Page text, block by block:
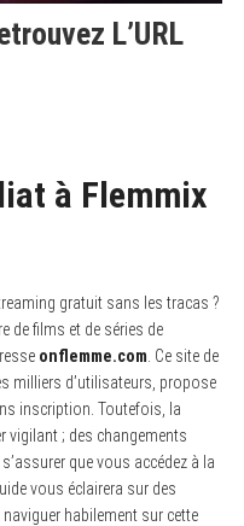
L’URL
à Flemmix
gratuit sans les tracas ?
de films et de séries de
onflemme.com . Ce site de
milliers d’utilisateurs, propose
inscription. Toutefois, la
vigilant ; des changements
que vous accédez à la
vous éclairera sur des
habilement sur cette